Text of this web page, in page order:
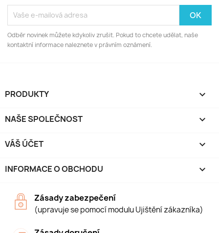
Odběr novinek můžete kdykoliv zrušit. Pokud to chcete udělat, naše
kontaktní informace naleznete v právním oznámení.
PRODUKTY 
NAŠE SPOLEČNOST 
VÁŠ ÚČET 
INFORMACE O OBCHODU keyboard_arrow_down
Zásady zabezpečení
(upravuje se pomocí modulu Ujištění zákazníka)